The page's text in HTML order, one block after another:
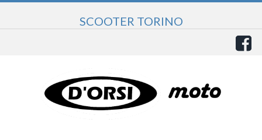
SCOOTER TORINO